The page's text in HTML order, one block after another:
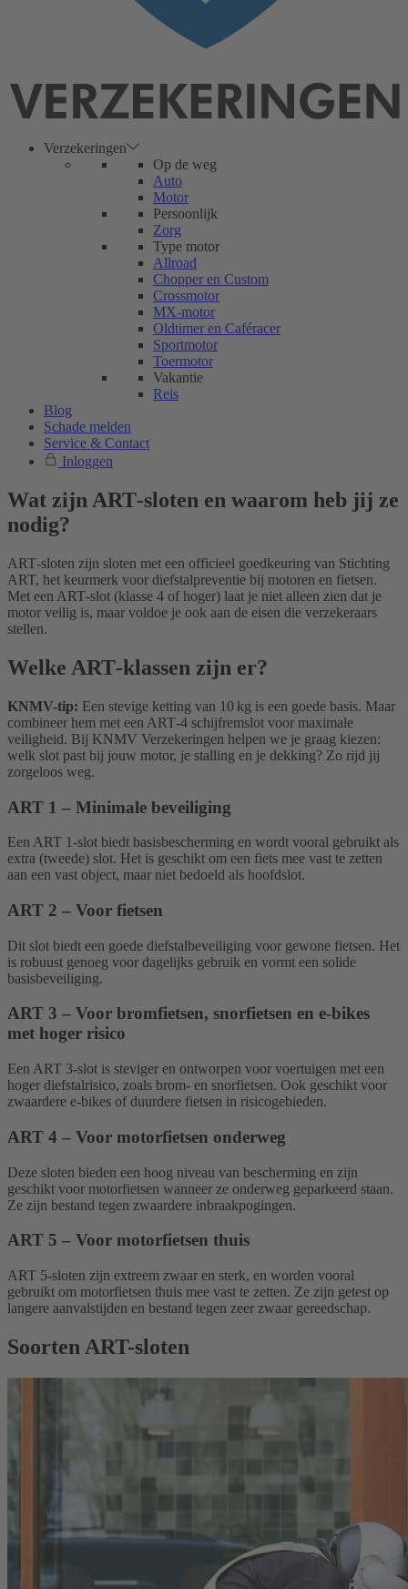
Verzekeringen
Op de weg
Auto
Motor
Persoonlijk
Zorg
Type motor
Allroad
Chopper en Custom
Crossmotor
MX-motor
Oldtimer en Caféracer
Sportmotor
Toermotor
Vakantie
Reis
Blog
Schade melden
Service & Contact
Inloggen
Wat zijn ART‑sloten en waarom heb jij ze
nodig?
ART‑sloten zijn sloten met een officieel goedkeuring van Stichting
ART, het keurmerk voor diefstalpreventie bij motoren en fietsen.
Met een ART‑slot (klasse 4 of hoger) laat je niet alleen zien dat je
motor veilig is, maar voldoe je ook aan de eisen die verzekeraars
stellen.
Welke ART‑klassen zijn er?
KNMV-tip: Een stevige ketting van 10 kg is een goede basis. Maar
combineer hem met een ART‑4 schijfremslot voor maximale
veiligheid. Bij KNMV Verzekeringen helpen we je graag kiezen:
welk slot past bij jouw motor, je stalling en je dekking? Zo rijd jij
zorgeloos weg.
ART 1 – Minimale beveiliging
Een ART 1-slot biedt basisbescherming en wordt vooral gebruikt als
extra (tweede) slot. Het is geschikt om een fiets mee vast te zetten
aan een vast object, maar niet bedoeld als hoofdslot.
ART 2 – Voor fietsen
Dit slot biedt een goede diefstalbeveiliging voor gewone fietsen. Het
is robuust genoeg voor dagelijks gebruik en vormt een solide
basisbeveiliging.
ART 3 – Voor bromfietsen, snorfietsen en e-bikes
met hoger risico
Een ART 3-slot is steviger en ontworpen voor voertuigen met een
hoger diefstalrisico, zoals brom- en snorfietsen. Ook geschikt voor
zwaardere e-bikes of duurdere fietsen in risicogebieden.
ART 4 – Voor motorfietsen onderweg
Deze sloten bieden een hoog niveau van bescherming en zijn
geschikt voor motorfietsen wanneer ze onderweg geparkeerd staan.
Ze zijn bestand tegen zwaardere inbraakpogingen.
ART 5 – Voor motorfietsen thuis
ART 5-sloten zijn extreem zwaar en sterk, en worden vooral
gebruikt om motorfietsen thuis mee vast te zetten. Ze zijn getest op
langere aanvalstijden en bestand tegen zeer zwaar gereedschap.
Soorten ART-sloten